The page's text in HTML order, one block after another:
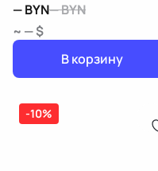
—BYN—BYN
~ — $
В корзину
-10%